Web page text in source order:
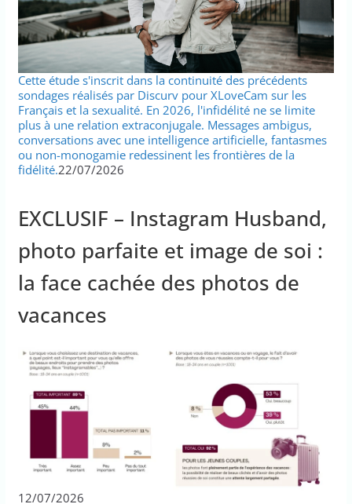
Cette étude s'inscrit dans la continuité des précédents
sondages réalisés par Discurv pour XLoveCam sur les
Français et la sexualité. En 2026, l'infidélité ne se limite
plus à une relation extraconjugale. Messages ambigus,
conversations avec une intelligence artificielle, fantasmes
ou non-monogamie redessinent les frontières de la
fidélité.22/07/2026
EXCLUSIF – Instagram Husband,
photo parfaite et image de soi :
la face cachée des photos de
vacances
12/07/2026